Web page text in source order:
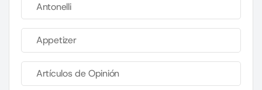
Antonelli
Appetizer
Artículos de Opinión